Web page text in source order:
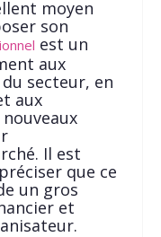
moyen
son
est un
aux
secteur, en
aux
Il est
que ce
un gros
et